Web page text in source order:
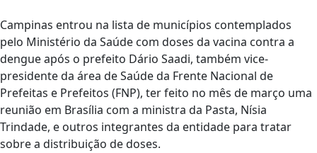
Campinas entrou na lista de municípios contemplados
pelo Ministério da Saúde com doses da vacina contra a
dengue após o prefeito Dário Saadi, também vice-
presidente da área de Saúde da Frente Nacional de
Prefeitas e Prefeitos (FNP), ter feito no mês de março uma
reunião em Brasília com a ministra da Pasta, Nísia
Trindade, e outros integrantes da entidade para tratar
sobre a distribuição de doses.